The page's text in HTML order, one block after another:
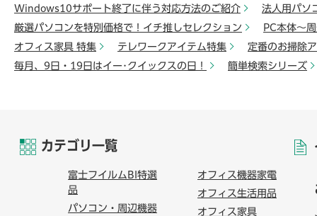
Windows10サポート終了に伴う対応方法のご紹介
法人用パソ
厳選パソコンを特別価格で！イチ推しセレクション
PC本体～
オフィス家具 特集
テレワークアイテム特集
定番のお掃除
毎月、9日・19日はイー･クイックスの日！
簡単検索シリーズ
カテゴリ一覧
富士フイルムBI特選
品
パソコン・周辺機器
オフィス機器家電
オフィス生活用品
オフィス家具